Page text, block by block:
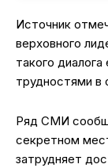
Источник
верховного
такого диалога
трудностями в
Ряд СМИ
секретном
затрудняет